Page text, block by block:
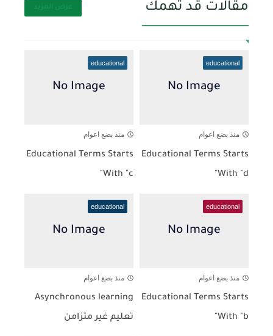
مقالات قد تهمك عرض المزيد
educational
منذ بضع اعوام
Educational Terms Starts
With "d"
educational
منذ بضع اعوام
Educational Terms Starts
With "c"
educational
منذ بضع اعوام
Educational Terms Starts
With "b"
educational
منذ بضع اعوام
Asynchronous learning
تعليم غير متزامن